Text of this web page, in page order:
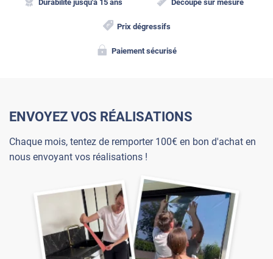
Durabilité jusqu'à 15 ans Découpe sur mesure
Prix dégressifs
Paiement sécurisé
ENVOYEZ VOS RÉALISATIONS
Chaque mois, tentez de remporter 100€ en bon d'achat en
nous envoyant vos réalisations !